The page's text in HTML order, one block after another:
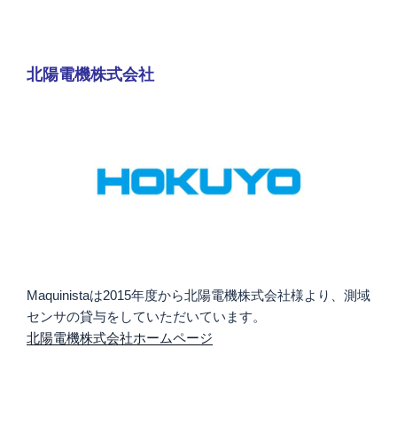
北陽電機株式会社
Maquinistaは2015年度から北陽電機株式会社様より、測域
センサの貸与をしていただいています。
北陽電機株式会社ホームページ